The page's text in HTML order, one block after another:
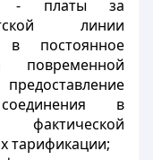
- платы за
линии
постоянное
повременной
в
тарификации;